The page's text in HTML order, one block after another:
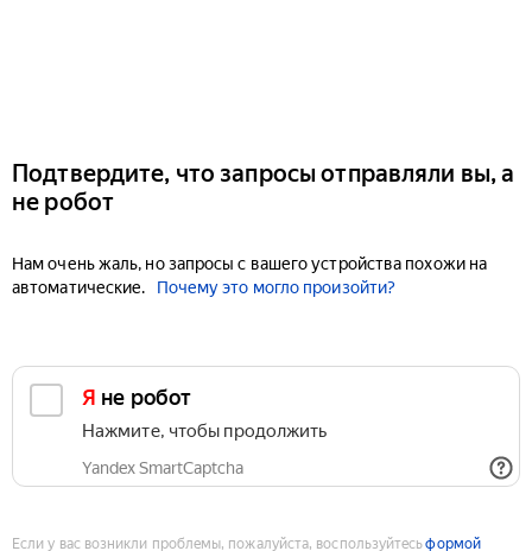
Подтвердите, что запросы отправляли вы, а
не робот
Нам очень жаль, но запросы с вашего устройства похожи на
автоматические.
Почему это могло произойти?
Я не робот
Нажмите, чтобы продолжить
Yandex SmartCaptcha
Если у вас возникли проблемы, пожалуйста, воспользуйтесьформой